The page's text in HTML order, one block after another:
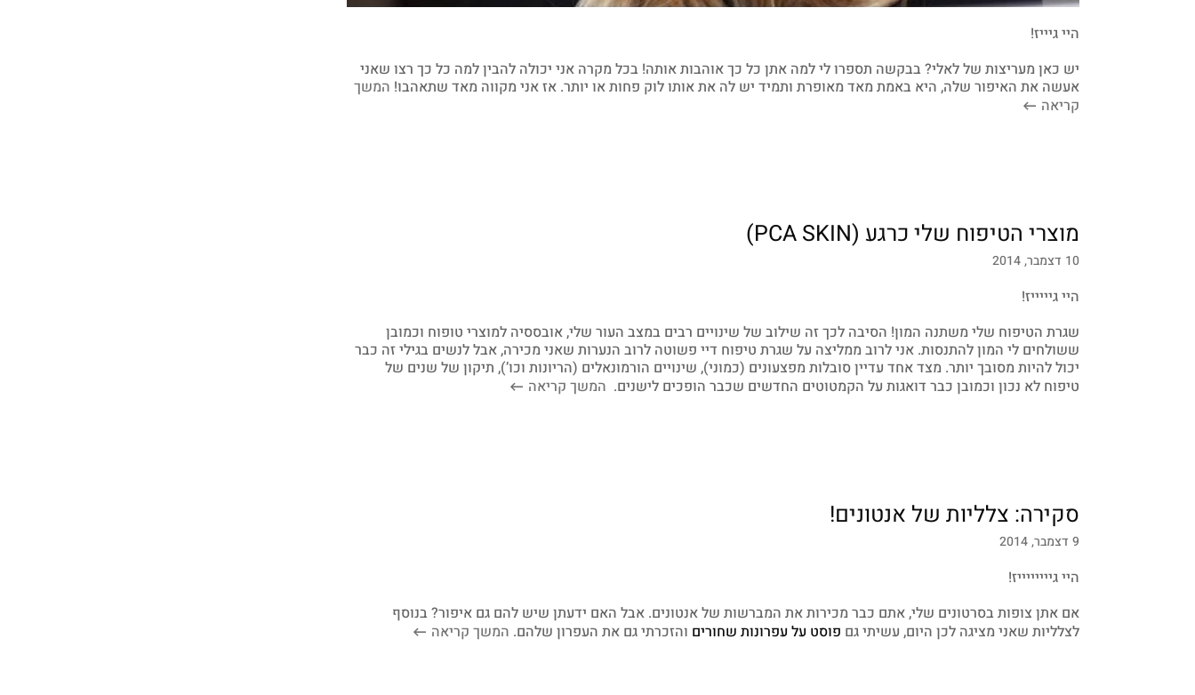
היי גיייז!
יש כאן מעריצות של לאלי? בבקשה תספרו לי למה אתן כל כך אוהבות אותה! בכל מקרה אני יכולה להבין למה כל כך רצו שאני
אעשה את האיפור שלה, היא באמת מאד מאופרת ותמיד יש לה את אותו לוק פחות או יותר. אז אני מקווה מאד שתאהבו! המשך
קריאה
מוצרי הטיפוח שלי כרגע (PCA SKIN)
10 דצמבר, 2014
היי גיייייז!
שגרת הטיפוח שלי משתנה המון! הסיבה לכך זה שילוב של שינויים רבים במצב העור שלי, אובססיה למוצרי טופוח וכמובן
ששולחים לי המון להתנסות. אני לרוב ממליצה על שגרת טיפוח דיי פשוטה לרוב הנערות שאני מכירה, אבל לנשים בגילי זה כבר
יכול להיות מסובך יותר. מצד אחד עדיין סובלות מפצעונים (כמוני), שינויים הורמונאלים (הריונות וכו’), תיקון של שנים של
טיפוח לא נכון וכמובן כבר דואגות על הקמטוטים החדשים שכבר הופכים לישנים. המשך קריאה
סקירה: צלליות של אנטונים!
9 דצמבר, 2014
היי גייייייייז!
אם אתן צופות בסרטונים שלי, אתם כבר מכירות את המברשות של אנטונים. אבל האם ידעתן שיש להם גם איפור? בנוסף
לצלליות שאני מציגה לכן היום, עשיתי גם פוסט על עפרונות שחורים והזכרתי גם את העפרון שלהם. המשך קריאה